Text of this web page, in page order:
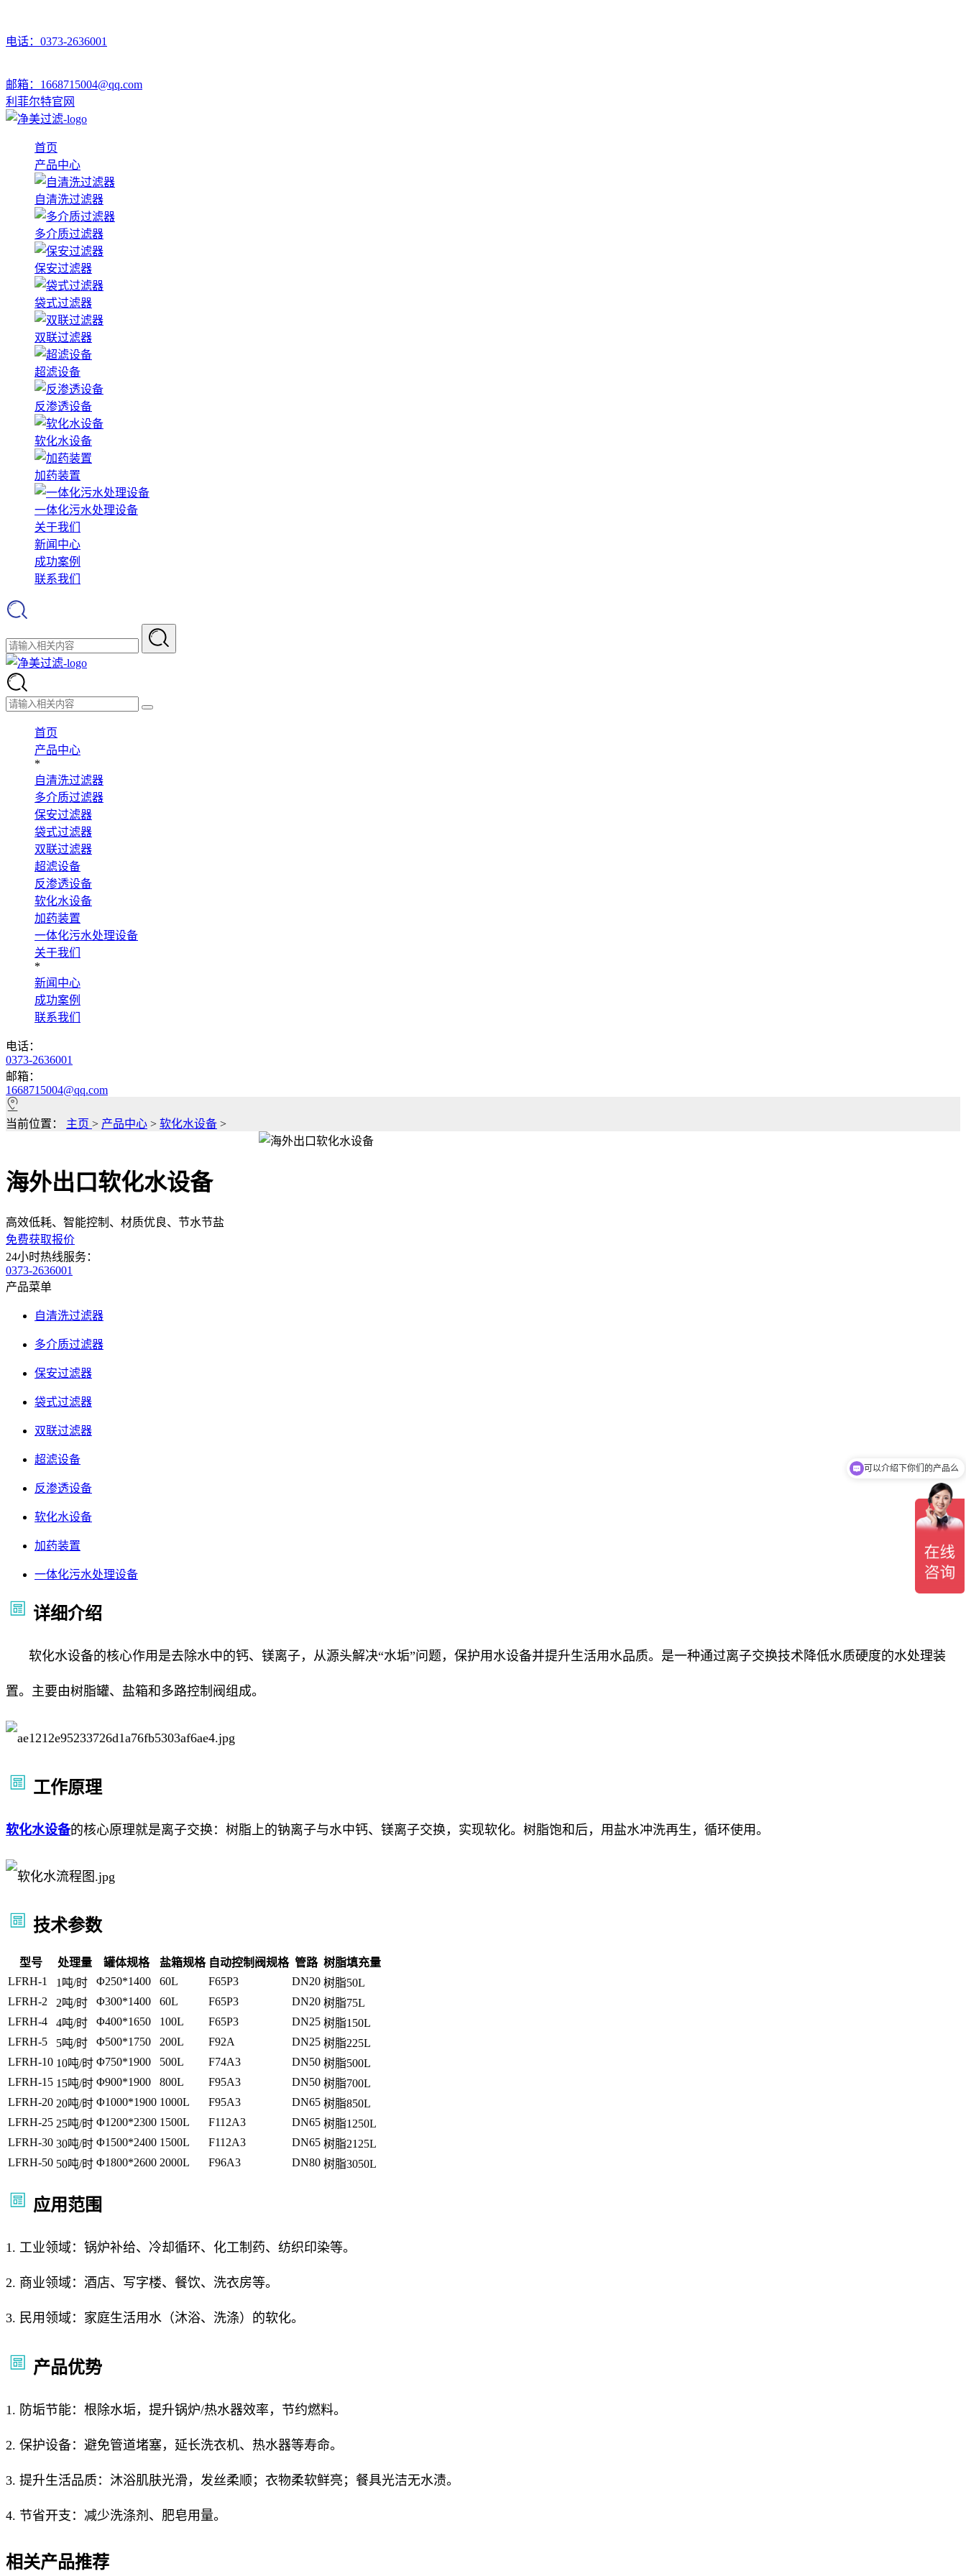
电话：0373-2636001
邮箱：1668715004@qq.com
利菲尔特官网
首页
产品中心
自清洗过滤器
多介质过滤器
保安过滤器
袋式过滤器
双联过滤器
超滤设备
反渗透设备
软化水设备
加药装置
一体化污水处理设备
关于我们
新闻中心
成功案例
联系我们
首页
产品中心
*
自清洗过滤器
多介质过滤器
保安过滤器
袋式过滤器
双联过滤器
超滤设备
反渗透设备
软化水设备
加药装置
一体化污水处理设备
关于我们
*
新闻中心
成功案例
联系我们
电话：
0373-2636001
邮箱：
1668715004@qq.com
当前位置： 主页 > 产品中心 > 软化水设备 >
海外出口软化水设备
高效低耗、智能控制、材质优良、节水节盐
免费获取报价
24小时热线服务：
0373-2636001
产品菜单
自清洗过滤器
多介质过滤器
保安过滤器
袋式过滤器
双联过滤器
超滤设备
反渗透设备
软化水设备
加药装置
一体化污水处理设备
详细介绍
软化水设备的核心作用是去除水中的钙、镁离子，从源头解决“水垢”问题，保护用水设备并提升生活用水品质。是一种通过离子交换技术降低水质硬度的水处理装
置。主要由树脂罐、盐箱和多路控制阀组成。
工作原理
软化水设备的核心原理就是离子交换：树脂上的钠离子与水中钙、镁离子交换，实现软化。树脂饱和后，用盐水冲洗再生，循环使用。
技术参数
型号 处理量 罐体规格 盐箱规格 自动控制阀规格 管路 树脂填充量
LFRH-1
1吨/时 Φ250*1400 60L F65P3 DN20 树脂50L
LFRH-2
2吨/时 Φ300*1400 60L F65P3 DN20 树脂75L
LFRH-4
4吨/时 Φ400*1650 100L F65P3 DN25 树脂150L
LFRH-5
5吨/时 Φ500*1750 200L F92A DN25 树脂225L
LFRH-10 10吨/时 Φ750*1900 500L F74A3 DN50 树脂500L
LFRH-15 15吨/时 Φ900*1900 800L F95A3 DN50 树脂700L
LFRH-20 20吨/时 Φ1000*1900 1000L F95A3 DN65 树脂850L
LFRH-25 25吨/时 Φ1200*2300 1500L F112A3 DN65 树脂1250L
LFRH-30 30吨/时 Φ1500*2400 1500L F112A3 DN65 树脂2125L
LFRH-50 50吨/时 Φ1800*2600 2000L F96A3 DN80 树脂3050L
应用范围
1. 工业领域：锅炉补给、冷却循环、化工制药、纺织印染等。
2. 商业领域：酒店、写字楼、餐饮、洗衣房等。
3. 民用领域：家庭生活用水（沐浴、洗涤）的软化。
产品优势
1. 防垢节能：根除水垢，提升锅炉/热水器效率，节约燃料。
2. 保护设备：避免管道堵塞，延长洗衣机、热水器等寿命。
3. 提升生活品质：沐浴肌肤光滑，发丝柔顺；衣物柔软鲜亮；餐具光洁无水渍。
4. 节省开支：减少洗涤剂、肥皂用量。
相关产品推荐
你们是怎么收费的呢